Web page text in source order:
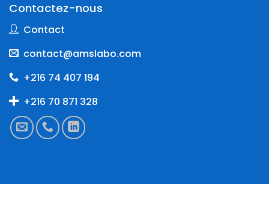
Contactez-nous
Contact
contact@amslabo.com
+216 74 407 194
+216 70 871 328